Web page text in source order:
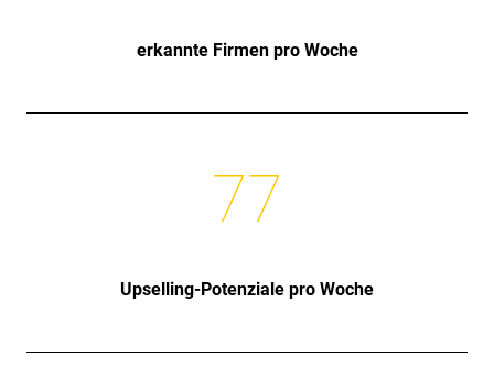
erkannte Firmen pro Woche
77
Upselling-Potenziale pro Woche